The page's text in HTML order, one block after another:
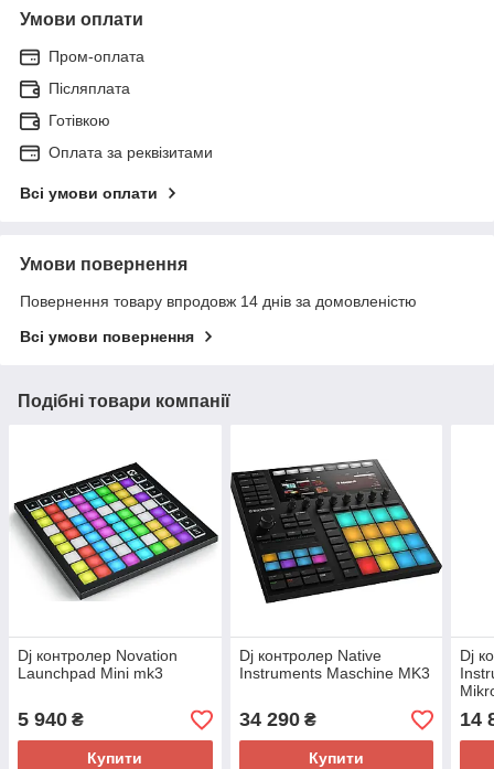
Умови оплати
Пром-оплата
Післяплата
Готівкою
Оплата за реквізитами
Всі умови оплати
Умови повернення
Повернення товару впродовж 14 днів за домовленістю
Всі умови повернення
Подібні товари компанії
Dj контролер Novation
Launchpad Mini mk3
5 940 ₴
Купити
Dj контролер Native
Instruments Maschine MK3
34 290₴
Купити
Dj
14